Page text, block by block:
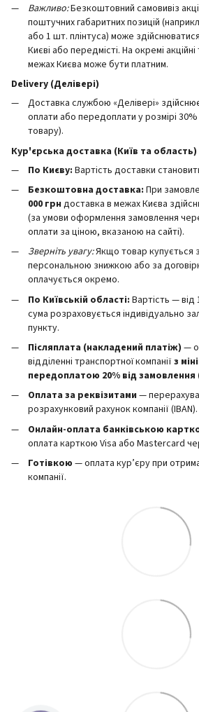
Важливо:Безкоштовний самовивіз
поштучних габаритних позицій
або 1 шт. плінтуса) може
Києві або передмісті. На окремі
межах Києва може бути платним.
Delivery (Делівері)
Доставка службою «Делівері»
оплати або передоплати у розмірі 30%
товару).
Кур'єрська доставка (Київ та область)
По Києву: Вартість доставки
Безкоштовна доставка: При
000 грн доставка в межах Києва
(за умови оформлення замовлення
оплати за ціною, вказаною на сайті).
Зверніть увагу:Якщо товар купується
персональною знижкою або за
оплачується окремо.
По Київській області: Вартість — від
сума розраховується індивідуально
пункту.
Післяплата (накладений платіж) —
відділенні транспортної компанії з
передоплатою 20% від
Оплата за реквізитами —
розрахунковий рахунок компанії (IBAN).
Онлайн-оплата банківською
оплата карткою Visa або Mastercard
Готівкою — оплата кур’єру при
компанії.